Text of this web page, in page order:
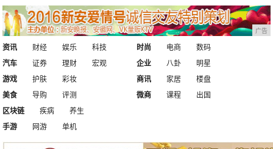
广告
资讯 财经 娱乐
科技
汽车
证券 理财 宏观
时尚 电商
数码
企业
八卦
明星
游戏
护肤
彩妆
美食
导购 评测
商讯 家居
楼盘
微商
课程
出国
区块链
疾病
养生
手游
网游 单机